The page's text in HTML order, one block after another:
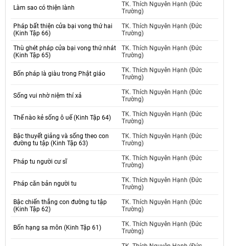
Làm sao có thiện lành
TK. Thích Nguyên Hạnh (Đức
Trường)
Pháp bất thiện cửa bại vong thứ hai
(Kinh Tập 66)
TK. Thích Nguyên Hạnh (Đức
Trường)
Thù ghét pháp cửa bại vong thứ nhát
(Kinh Tập 65)
TK. Thích Nguyên Hạnh (Đức
Trường)
Bốn pháp là giàu trong Phật giáo
TK. Thích Nguyên Hạnh (Đức
Trường)
Sống vui nhờ niệm thí xả
TK. Thích Nguyên Hạnh (Đức
Trường)
Thế nào kẻ sống ô uế (Kinh Tập 64)
TK. Thích Nguyên Hạnh (Đức
Trường)
Bậc thuyết giảng và sống theo con
đường tu tập (Kinh Tập 63)
TK. Thích Nguyên Hạnh (Đức
Trường)
Pháp tu người cư sĩ
TK. Thích Nguyên Hạnh (Đức
Trường)
Pháp căn bản người tu
TK. Thích Nguyên Hạnh (Đức
Trường)
Bậc chiến thắng con đường tu tập
(Kinh Tập 62)
TK. Thích Nguyên Hạnh (Đức
Trường)
Bốn hạng sa môn (Kinh Tập 61)
TK. Thích Nguyên Hạnh (Đức
Trường)